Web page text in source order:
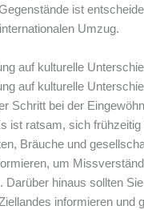
ist
Umzug.
auf kulturelle
auf kulturelle
Schritt bei der
ist ratsam, sich frühzeitig
Bräuche und
um
Darüber hinaus sollten
informieren und